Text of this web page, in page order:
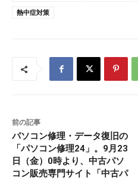
熱中症対策
前の記事
パソコン修理・データ復旧の
「パソコン修理24」。9月23
日（金）0時より、中古パソ
コン販売専門サイト「中古パ